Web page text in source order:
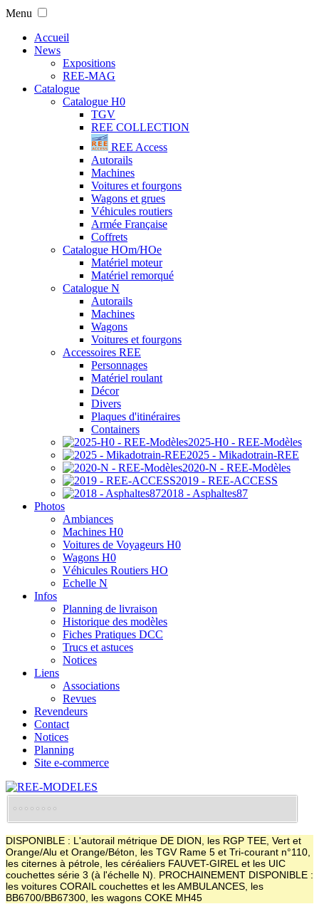
Menu
Accueil
News
Expositions
REE-MAG
Catalogue
Catalogue H0
TGV
REE COLLECTION
REE Access
Autorails
Machines
Voitures et fourgons
Wagons et grues
Véhicules routiers
Armée Française
Coffrets
Catalogue HOm/HOe
Matériel moteur
Matériel remorqué
Catalogue N
Autorails
Machines
Wagons
Voitures et fourgons
Accessoires REE
Personnages
Matériel roulant
Décor
Divers
Plaques d'itinéraires
Containers
2025-H0 - REE-Modèles
2025 - Mikadotrain-REE
2020-N - REE-Modèles
2019 - REE-ACCESS
2018 - Asphaltes87
Photos
Ambiances
Machines H0
Voitures de Voyageurs H0
Wagons H0
Véhicules Routiers HO
Echelle N
Infos
Planning de livraison
Historique des modèles
Fiches Pratiques DCC
Trucs et astuces
Notices
Liens
Associations
Revues
Revendeurs
Contact
Notices
Planning
Site e-commerce
DISPONIBLE : L'autorail métrique DE DION, les RGP TEE, Vert et
Orange/Alu et Orange/Béton, les TGV Rame 5 et Tri-courant n°110,
les citernes à pétrole, les céréaliers FAUVET-GIREL et les UIC
couchettes série 3 (à l'échelle N). PROCHAINEMENT DISPONIBLE :
les voitures CORAIL couchettes et les AMBULANCES, les
BB6700/BB67300, les wagons COKE MH45